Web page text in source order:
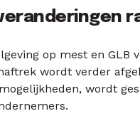
op mest en GLB
wordt verder
wordt